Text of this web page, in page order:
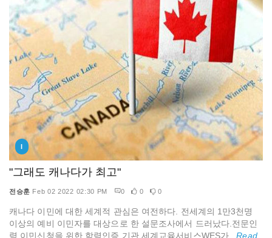
"그래도 캐나다가 최고"
전승훈 Feb 02 2022 02:30 PM 0 0 0
캐나다 이민에 대한 세계적 관심은 여전하다. 전세계의 1만3천명
이상의 예비 이민자를 대상으로 한 설문조사에서 드러났다.전문인
력 이민신청을 위한 학력인증 기관 세계교육서비스WES가...Read